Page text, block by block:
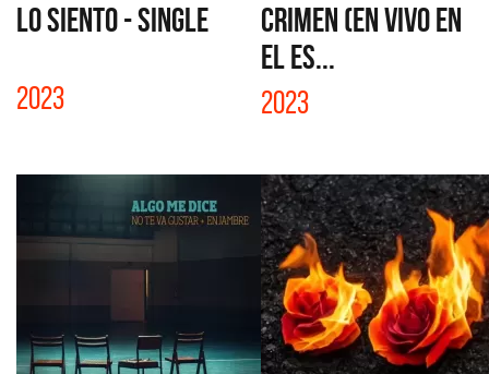
LO SIENTO - SINGLE
2023
CRIMEN (EN VIVO EN
EL ES...
2023